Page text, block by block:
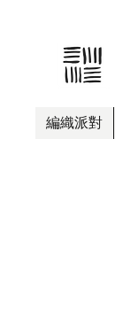
編織派對